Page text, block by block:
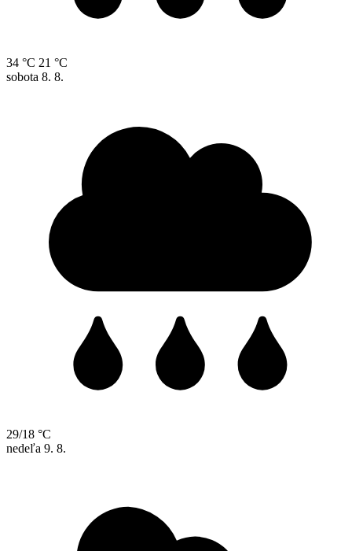
34 °C 21 °C
sobota 8. 8.
29/18 °C
nedeľa 9. 8.